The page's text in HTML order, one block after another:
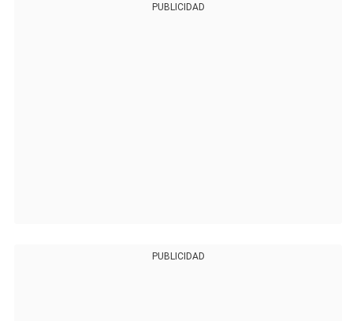
PUBLICIDAD
PUBLICIDAD